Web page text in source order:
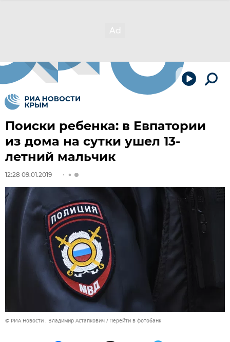
Поиски ребенка: в Евпатории
из дома на сутки ушел 13-
летний мальчик
12:28 09.01.2019
© РИА Новости . Владимир Астапкович Перейти в фотобанк